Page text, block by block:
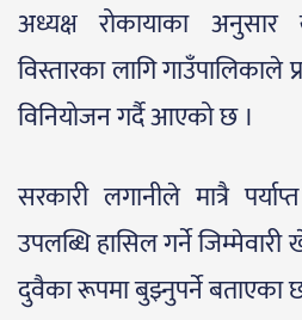
अध्यक्ष रोकायाका
विस्तारका लागि गाउँपालिकाले
विनियोजन गर्दै आएको छ ।
सरकारी लगानीले मात्रै
उपलब्धि हासिल गर्ने
दुवैका रूपमा बुझ्नुपर्ने बताएका